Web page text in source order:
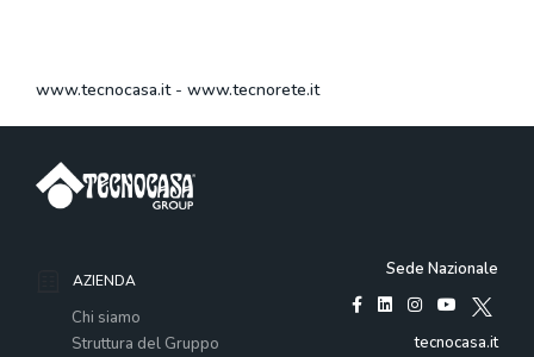
www.tecnocasa.it- www.tecnorete.it
AZIENDA
Chi siamo
Struttura del Gruppo
Sede Nazionale
tecnocasa.it